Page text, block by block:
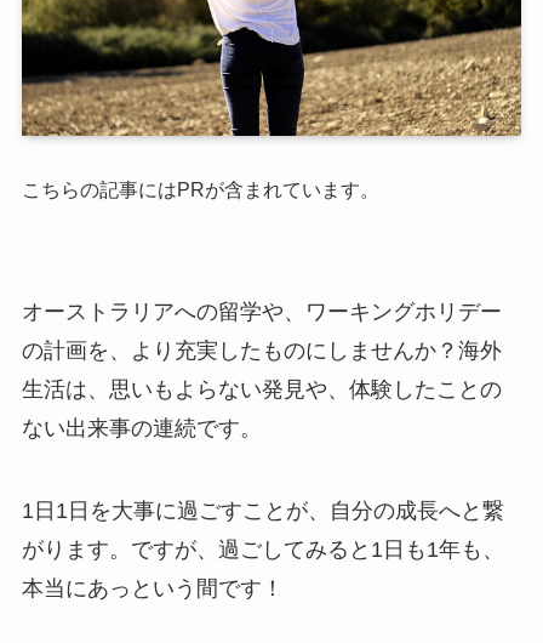
こちらの記事にはPRが含まれています。
オーストラリアへの留学や、ワーキングホリデー
の計画を、より充実したものにしませんか？海外
生活は、思いもよらない発見や、体験したことの
ない出来事の連続です。
1日1日を大事に過ごすことが、自分の成長へと繋
がります。ですが、過ごしてみると1日も1年も、
本当にあっという間です！